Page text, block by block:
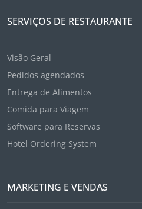
SERVIÇOS DE RESTAURANTE
Visão Geral
Pedidos agendados
Entrega de Alimentos
Comida para Viagem
Software para Reservas
Hotel Ordering System
MARKETING E VENDAS